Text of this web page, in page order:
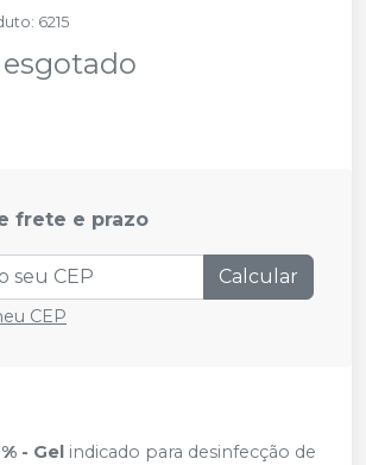
: 6215
frete e prazo
Calcular
CEP
- Gel indicado para desinfecção de